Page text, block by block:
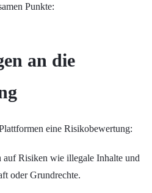
Punkte:
an die
eine Risikobewertung:
auf Risiken wie illegale Inhalte und
oder Grundrechte.